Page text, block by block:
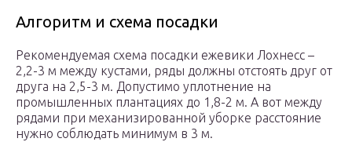
Алгоритм и схема посадки
Рекомендуемая схема посадки ежевики Лохнесс –
2,2-3 м между кустами, ряды должны отстоять друг от
друга на 2,5-3 м. Допустимо уплотнение на
промышленных плантациях до 1,8-2 м. А вот между
рядами при механизированной уборке расстояние
нужно соблюдать минимум в 3 м.